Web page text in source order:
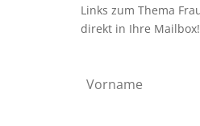
Links zum Thema
direkt in Ihre Mailbox!